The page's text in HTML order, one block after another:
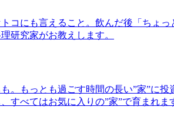
コにも言えること。飲んだ後「ちょ
研究家がお教えします。
もっとも過ごす時間の長い”家”に
べてはお気に入りの”家”で育まれま